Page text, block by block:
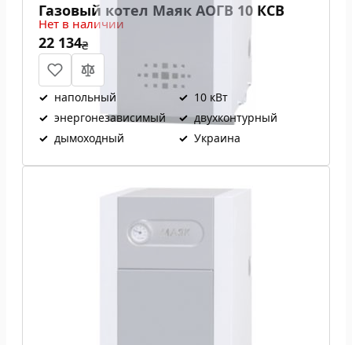
Газовый котел Маяк АОГВ 10 КСВ
Нет в наличии
22 134₴
✓ напольный ✓ 10 кВт
✓ энергонезависимый ✓ двухконтурный
✓ дымоходный ✓ Украина